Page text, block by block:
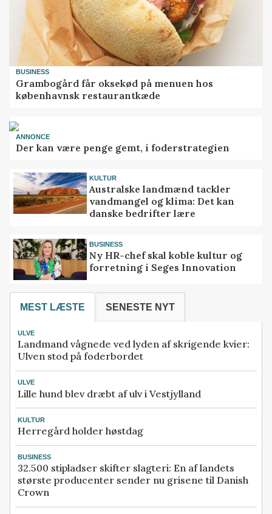
BUSINESS
Grambogård får oksekød på menuen hos
københavnsk restaurantkæde
ANNONCE
Der kan være penge gemt, i foderstrategien
KULTUR
Australske landmænd tackler
vandmangel og klima: Det kan
danske bedrifter lære
BUSINESS
Ny HR-chef skal koble kultur og
forretning i Seges Innovation
MEST LÆSTE SENESTE NYT
ULVE
Landmand vågnede ved lyden af skrigende kvier:
Ulven stod på foderbordet
ULVE
Lille hund blev dræbt af ulv i Vestjylland
KULTUR
Herregård holder høstdag
BUSINESS
32.500 stipladser skifter slagteri: En af landets
største producenter sender nu grisene til Danish
Crown